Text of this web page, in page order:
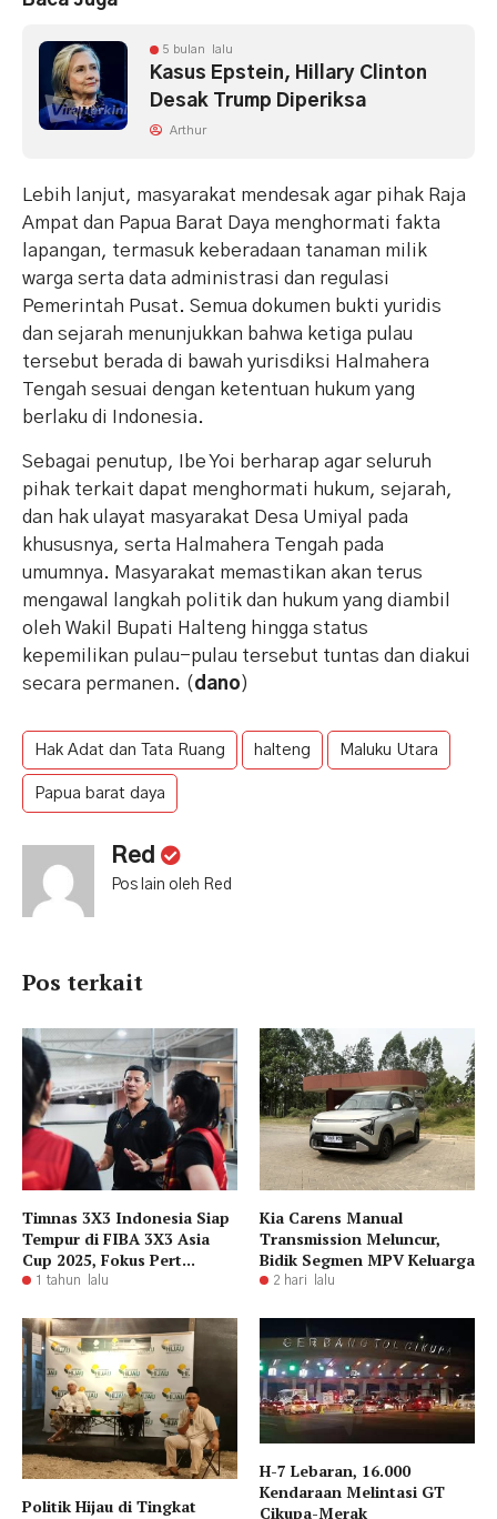
5 bulan lalu
Kasus Epstein, Hillary Clinton
Desak Trump Diperiksa
Arthur
Lebih lanjut, masyarakat mendesak agar pihak Raja
Ampat dan Papua Barat Daya menghormati fakta
lapangan, termasuk keberadaan tanaman milik
warga serta data administrasi dan regulasi
Pemerintah Pusat. Semua dokumen bukti yuridis
dan sejarah menunjukkan bahwa ketiga pulau
tersebut berada di bawah yurisdiksi Halmahera
Tengah sesuai dengan ketentuan hukum yang
berlaku di Indonesia.
Sebagai penutup, Ibe Yoi berharap agar seluruh
pihak terkait dapat menghormati hukum, sejarah,
dan hak ulayat masyarakat Desa Umiyal pada
khususnya, serta Halmahera Tengah pada
umumnya. Masyarakat memastikan akan terus
mengawal langkah politik dan hukum yang diambil
oleh Wakil Bupati Halteng hingga status
kepemilikan pulau-pulau tersebut tuntas dan diakui
secara permanen. (dano)
Hak Adat dan Tata Ruang halteng Maluku Utara
Papua barat daya
Red
Pos lain oleh Red
Pos terkait
Timnas 3X3 Indonesia Siap
Tempur di FIBA 3X3 Asia
Cup 2025, Fokus Pert...
1 tahun lalu
Kia Carens Manual
Transmission Meluncur,
Bidik Segmen MPV Keluarga
2 hari lalu
Politik Hijau di Tingkat
H-7 Lebaran, 16.000
Kendaraan Melintasi GT
Cikupa-Merak